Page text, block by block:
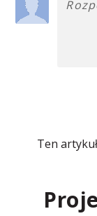
Ten